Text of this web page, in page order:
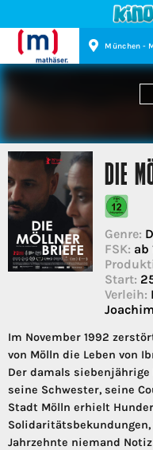
Kinopolis
München -
DIE
Genre:
FSK: ab
Start:
Verleih:
Im November 1992
von Mölln die Leben von
Der damals
seine Schwester, seine
Stadt Mölln erhielt
Jahrzehnte niemand